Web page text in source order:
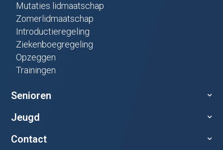
Mutaties lidmaatschap
Zomerlidmaatschap
Introductieregeling
Ziekenboegregeling
Opzeggen
Trainingen
Senioren
Jeugd
Contact